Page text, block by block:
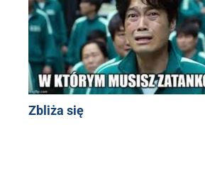
Zbliża się